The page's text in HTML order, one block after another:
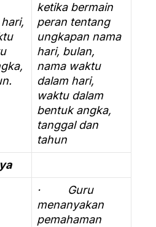
ketika bermain
peran tentang
ungkapan nama
hari, bulan,
nama waktu
dalam hari,
waktu dalam
bentuk angka,
tanggal dan
tahun
· Guru
menanyakan
pemahaman